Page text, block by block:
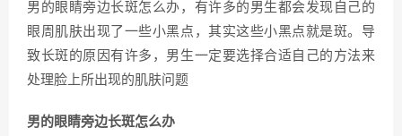
男的眼睛旁边长斑怎么办，有许多的男生都会发现自己的
眼周肌肤出现了一些小黑点，其实这些小黑点就是斑。导
致长斑的原因有许多，男生一定要选择合适自己的方法来
处理脸上所出现的肌肤问题
男的眼睛旁边长斑怎么办